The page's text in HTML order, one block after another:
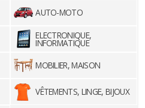
AUTO-MOTO
ELECTRONIQUE,
INFORMATIQUE
MOBILIER, MAISON
VÊTEMENTS, LINGE, BIJOUX